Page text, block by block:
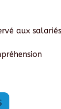
aux